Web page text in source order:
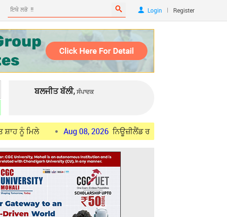
Login | Register
ਬਲਜੀਤ ਬੱਲੀ, ਸੰਪਾਦਕ
Aug 08, 2026 ਨਿਊਜ਼ੀਲੈਂਡ ਰਾਜਨੀਤੀ : ਨੈਸ਼ਨਲ ਪਾਰਟੀ ਨੇ ਆਮ ਚੋਣਾਂ